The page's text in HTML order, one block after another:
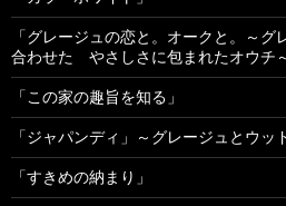
「グレージュの恋と。オークと。～
合わせた やさしさに包まれたオウチ～
「この家の趣旨を知る」
「ジャパンディ」～グレージュとウッ
「すきめの納まり」